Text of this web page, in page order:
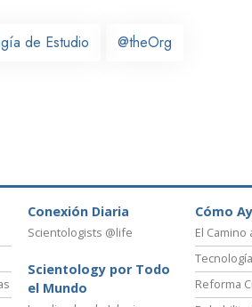
de Estudio @theOrg
Conexión Diaria
Scientologists @life
Scientology por Todo
el Mundo
Cómo
El Camino
Reforma